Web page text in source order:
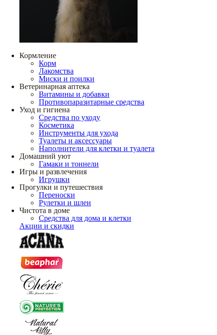
Кормление
Корм
Лакомства
Миски и поилки
Ветеринарная аптека
Витамины и добавки
Противопаразитарные средства
Уход и гигиена
Средства по уходу
Косметика
Инструменты для ухода
Туалеты и аксессуары
Наполнители для клетки и туалета
Домашний уют
Гамаки и тоннели
Игры и развлечения
Игрушки
Прогулки и путешествия
Переноски
Рулетки и шлеи
Чистота в доме
Средства для дома и клетки
Акции и скидки